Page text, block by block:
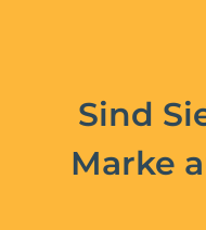
Sind
Marke